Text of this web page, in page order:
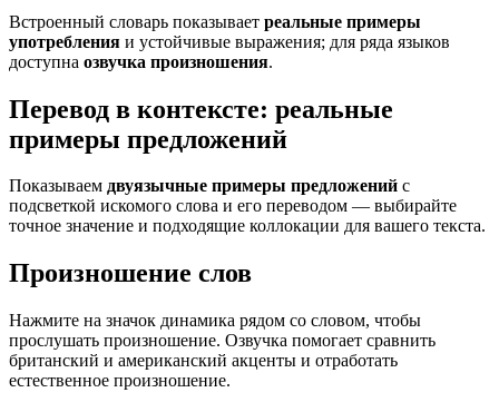
Встроенный словарь показывает реальные примеры
употребления и устойчивые выражения; для ряда языков
доступна озвучка произношения.
Перевод в контексте: реальные
примеры предложений
Показываем двуязычные примеры предложений с
подсветкой искомого слова и его переводом — выбирайте
точное значение и подходящие коллокации для вашего текста.
Произношение слов
Нажмите на значок динамика рядом со словом, чтобы
прослушать произношение. Озвучка помогает сравнить
британский и американский акценты и отработать
естественное произношение.